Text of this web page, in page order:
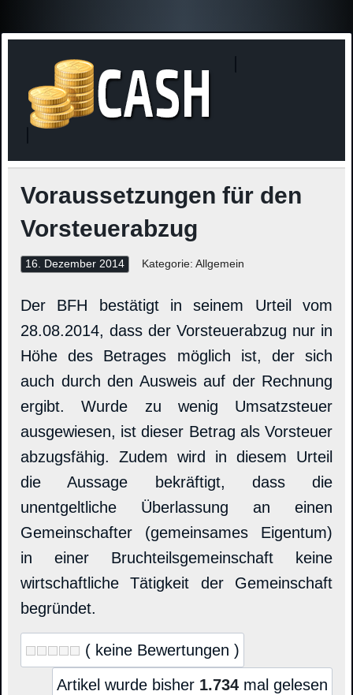
Voraussetzungen für den
Vorsteuerabzug
16. Dezember 2014 Kategorie: Allgemein
Der BFH bestätigt in seinem Urteil vom
28.08.2014, dass der Vorsteuerabzug nur in
Höhe des Betrages möglich ist, der sich
auch durch den Ausweis auf der Rechnung
ergibt. Wurde zu wenig Umsatzsteuer
ausgewiesen, ist dieser Betrag als Vorsteuer
abzugsfähig. Zudem wird in diesem Urteil
die Aussage bekräftigt, dass die
unentgeltliche Überlassung an einen
Gemeinschafter (gemeinsames Eigentum)
in einer Bruchteilsgemeinschaft keine
wirtschaftliche Tätigkeit der Gemeinschaft
begründet.
( keine Bewertungen )
Artikel wurde bisher 1.734 mal gelesen